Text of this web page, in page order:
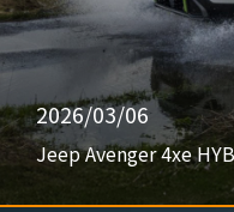
2026/03/06
Jeep Avenger 4xe